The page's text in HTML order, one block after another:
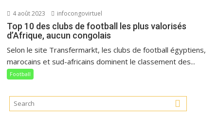
4 août 2023 infocongovirtuel
Top 10 des clubs de football les plus valorisés
d’Afrique, aucun congolais
Selon le site Transfermarkt, les clubs de football égyptiens,
marocains et sud-africains dominent le classement des...
Football